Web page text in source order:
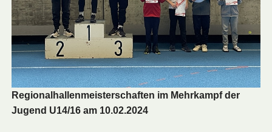
Regionalhallenmeisterschaften im Mehrkampf der
Jugend U14/16 am 10.02.2024